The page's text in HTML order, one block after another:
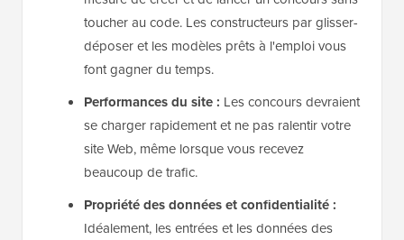
toucher au code. Les constructeurs par glisser-
déposer et les modèles prêts à l'emploi vous
font gagner du temps.
Performances du site : Les concours devraient
se charger rapidement et ne pas ralentir votre
site Web, même lorsque vous recevez
beaucoup de trafic.
Propriété des données et confidentialité :
Idéalement, les entrées et les données des